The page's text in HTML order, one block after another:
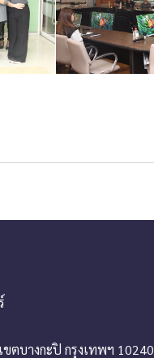
ตบางกะปิ กรุงเทพฯ 10240